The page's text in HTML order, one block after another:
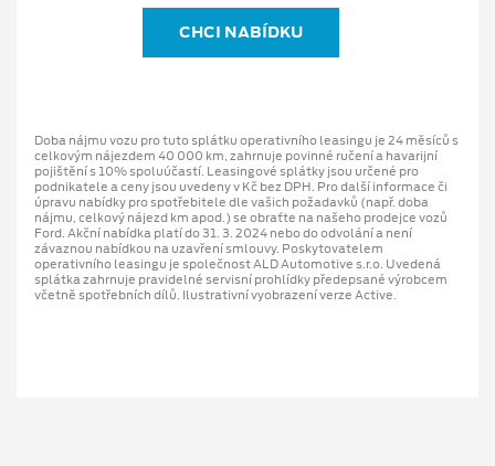
CHCI NABÍDKU
Doba nájmu vozu pro tuto splátku operativního leasingu je 24 měsíců s
celkovým nájezdem 40 000 km, zahrnuje povinné ručení a havarijní
pojištění s 10% spoluúčastí. Leasingové splátky jsou určené pro
podnikatele a ceny jsou uvedeny v Kč bez DPH. Pro další informace či
úpravu nabídky pro spotřebitele dle vašich požadavků (např. doba
nájmu, celkový nájezd km apod.) se obraťte na našeho prodejce vozů
Ford. Akční nabídka platí do 31. 3. 2024 nebo do odvolání a není
závaznou nabídkou na uzavření smlouvy. Poskytovatelem
operativního leasingu je společnost ALD Automotive s.r.o. Uvedená
splátka zahrnuje pravidelné servisní prohlídky předepsané výrobcem
včetně spotřebních dílů. Ilustrativní vyobrazení verze Active.